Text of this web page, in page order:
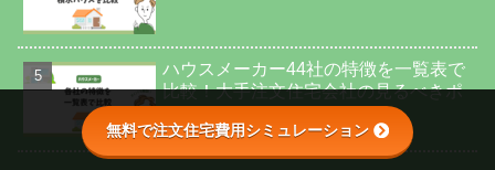
ハウスメーカー44社の特徴を一覧表で
比較！大手注文住宅会社の見るべきポ
無料で注文住宅費用シミュレーション